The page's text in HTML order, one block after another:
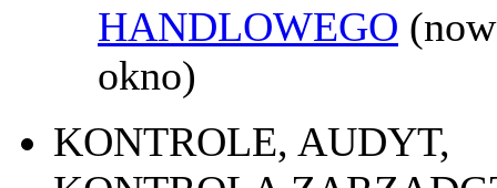
HANDLOWEGO
okno)
KONTROLE, AUDYT,